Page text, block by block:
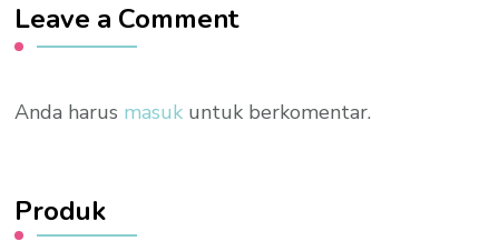
Leave a Comment
Anda harus masuk untuk berkomentar.
Produk